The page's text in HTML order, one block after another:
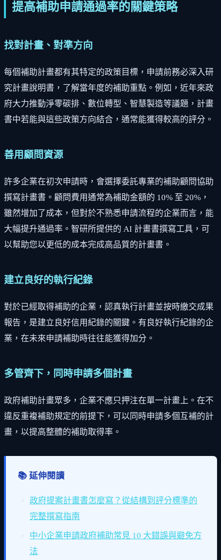
提高補助申請通過率的關鍵策略
找對計畫、對準方向
每個補助計畫都有其特定的政策目標，申請前務必深入研
究計畫說明書，了解當年度的補助重點。例如，近年來政
府大力推動淨零碳排、數位轉型、智慧製造等議題，計畫
書中若能與這些政策方向結合，通常能獲得較高的評分。
善用顧問資源
許多企業在初次申請時，會選擇委託專業的補助顧問協助
撰寫計畫書。顧問費用通常為補助金額的 10% 至 20%，
雖然增加了成本，但對於不熟悉申請流程的企業而言，能
大幅提升通過率。智研所提供的 AI 計畫書撰寫工具，可
以幫助您以更低的成本完成高品質的計畫書。
建立良好的執行紀錄
對於已經取得補助的企業，認真執行計畫並按時繳交成果
報告，是建立良好信用紀錄的關鍵。有良好執行紀錄的企
業，在未來申請補助時往往能獲得加分。
多管齊下，同時申請多個計畫
政府補助計畫眾多，企業不應只押注在單一計畫上。在不
違反重複補助規定的前提下，可以同時申請多個互補的計
畫，以提高整體的補助取得率。
📚 延伸閱讀
政府提案計畫書怎麼寫？從結構到評分標準的
完整撰寫指南
中小企業申請政府補助常見 10 大錯誤與避免方
法